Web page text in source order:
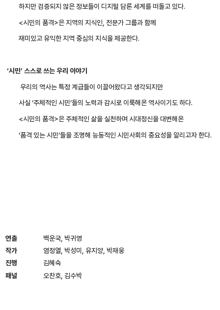
하지만 검증되지 않은 정보들이 디지털 담론 세계를 떠돌고 있다.
<시민의 품격>은 지역의 지식인, 전문가 그룹과 함께
재미있고 유익한 지역 중심의 지식을 제공한다.
‘시민’ 스스로 쓰는 우리 이야기
우리의 역사는 특정 계급들이 이끌어왔다고 생각되지만
사실 ‘주체적인 시민’들의 노력과 감시로 이룩해온 역사이기도 하다.
<시민의 품격>은 주체적인 삶을 실천하며 시대정신을 대변해온
‘품격 있는 시민’들을 조명해 능동적인 시민사회의 중요성을 알리고자 한다.
연출
백운국, 박귀영
작가
염정열, 박성미, 유지양, 박재웅
진행
김혜숙
패널
오찬호, 김수박